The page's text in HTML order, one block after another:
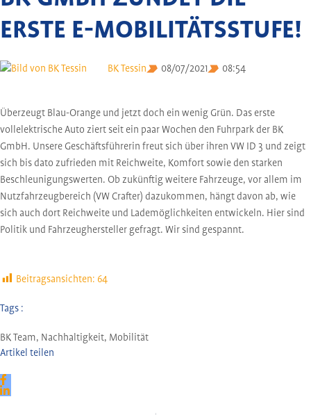
ERSTE E-MOBILITÄTSSTUFE!
BK Tessin 08/07/2021 08:54
Überzeugt Blau-Orange und jetzt doch ein wenig Grün. Das erste
vollelektrische Auto ziert seit ein paar Wochen den Fuhrpark der BK
GmbH. Unsere Geschäftsführerin freut sich über ihren VW ID 3 und zeigt
sich bis dato zufrieden mit Reichweite, Komfort sowie den starken
Beschleunigungswerten. Ob zukünftig weitere Fahrzeuge, vor allem im
Nutzfahrzeugbereich (VW Crafter) dazukommen, hängt davon ab, wie
sich auch dort Reichweite und Lademöglichkeiten entwickeln. Hier sind
Politik und Fahrzeughersteller gefragt. Wir sind gespannt.
Beitragsansichten: 64
Tags :
BK Team, Nachhaltigkeit, Mobilität
Artikel teilen